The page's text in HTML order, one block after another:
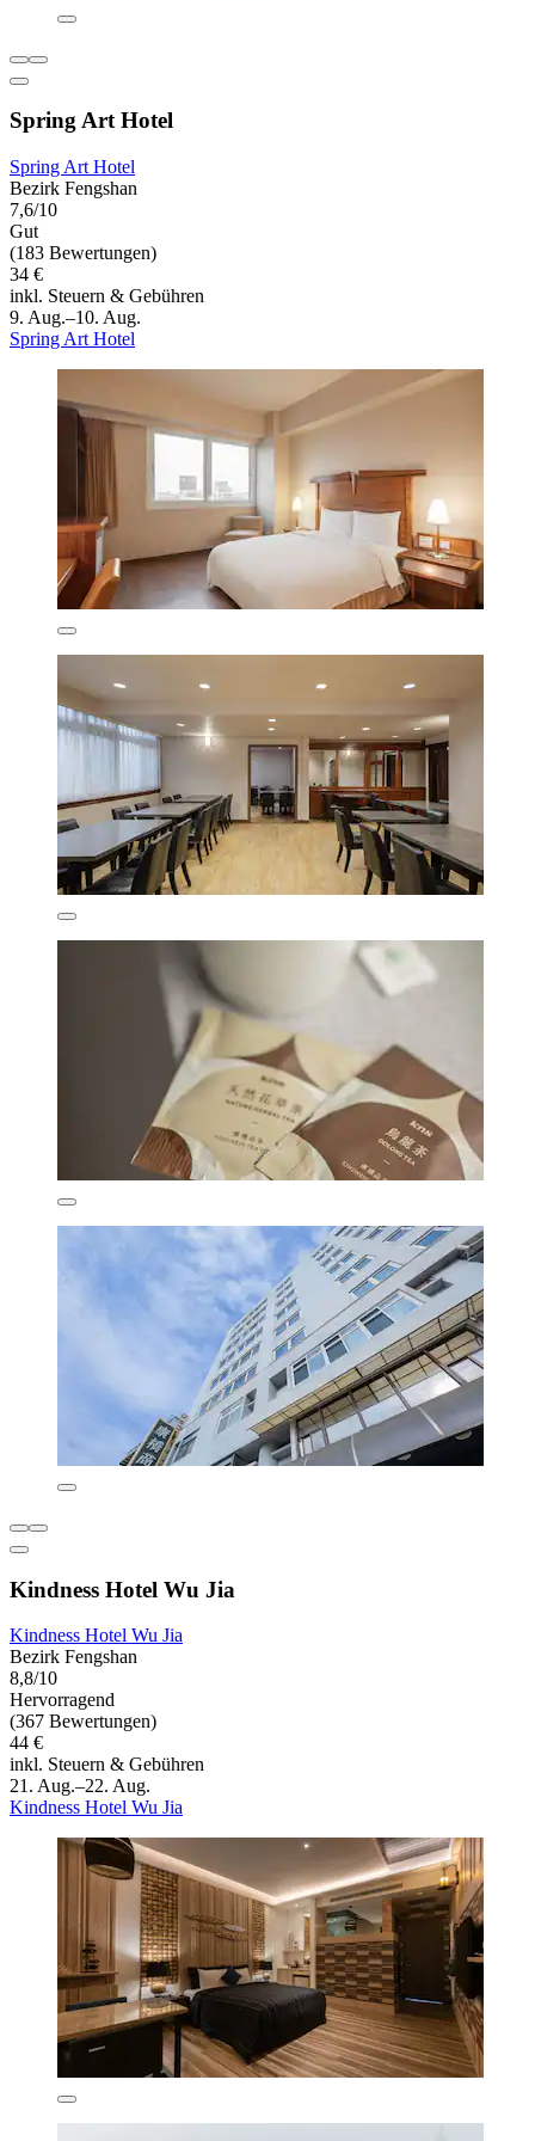
Spring Art Hotel
Spring Art Hotel
Bezirk Fengshan
7,6/10
Gut
(183 Bewertungen)
34 €
inkl. Steuern & Gebühren
9. Aug.–10. Aug.
Spring Art Hotel
Kindness Hotel Wu Jia
Kindness Hotel Wu Jia
Bezirk Fengshan
8,8/10
Hervorragend
(367 Bewertungen)
44 €
inkl. Steuern & Gebühren
21. Aug.–22. Aug.
Kindness Hotel Wu Jia